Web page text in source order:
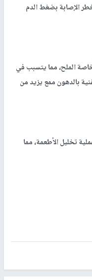
الإصابة بضغط الدم
الملح، مما يتسبب في
بالدهون ممع يزيد من
تخليل الأطعمة، مما